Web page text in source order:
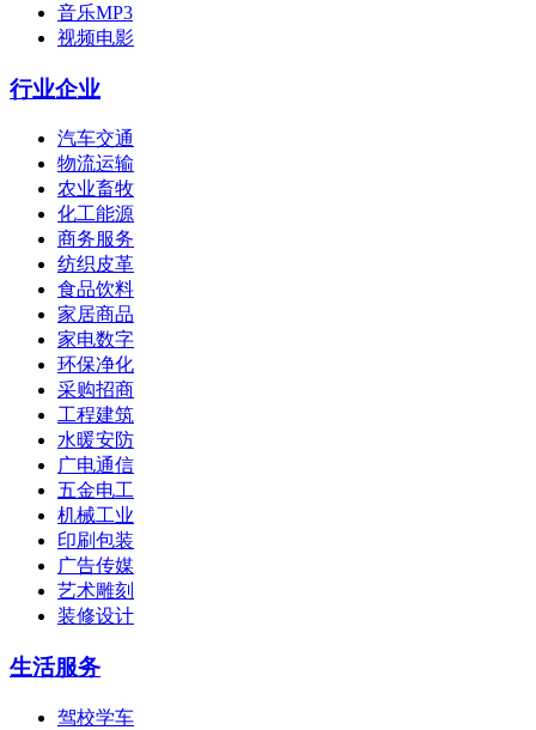
音乐MP3
视频电影
行业企业
汽车交通
物流运输
农业畜牧
化工能源
商务服务
纺织皮革
食品饮料
家居商品
家电数字
环保净化
采购招商
工程建筑
水暖安防
广电通信
五金电工
机械工业
印刷包装
广告传媒
艺术雕刻
装修设计
生活服务
驾校学车